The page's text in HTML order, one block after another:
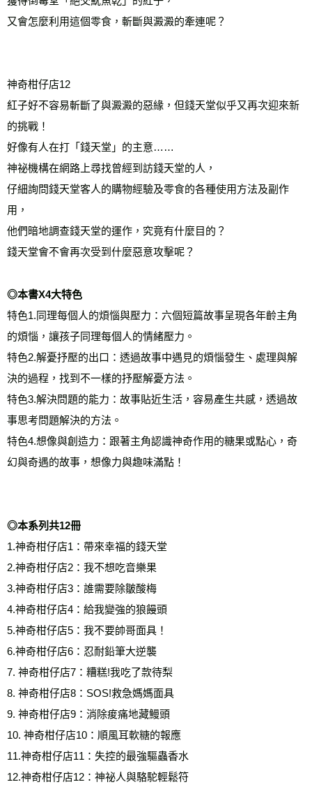
又會怎麼利用這個零食，斬斷與澱澱的牽連呢？
神奇柑仔店12
紅子好不容易斬斷了與澱澱的惡緣，但錢天堂似乎又再次迎來新
的挑戰！
好像有人在打「錢天堂」的主意……
神祕機構在網路上尋找曾經到訪錢天堂的人，
仔細詢問錢天堂客人的購物經驗及零食的各種使用方法及副作
用，
他們暗地調查錢天堂的運作，究竟有什麼目的？
錢天堂會不會再次受到什麼惡意攻擊呢？
◎本書X4大特色
特色1.同理每個人的煩惱與壓力：六個短篇故事呈現各年齡主角
的煩惱，讓孩子同理每個人的情緒壓力。
特色2.解憂抒壓的出口：透過故事中遇見的煩惱發生、處理與解
決的過程，找到不一樣的抒壓解憂方法。
特色3.解決問題的能力：故事貼近生活，容易產生共感，透過故
事思考問題解決的方法。
特色4.想像與創造力：跟著主角認識神奇作用的糖果或點心，奇
幻與奇遇的故事，想像力與趣味滿點！
◎本系列共12冊
1.神奇柑仔店1：帶來幸福的錢天堂
2.神奇柑仔店2：我不想吃音樂果
3.神奇柑仔店3：誰需要除皺酸梅
4.神奇柑仔店4：給我變強的狼饅頭
5.神奇柑仔店5：我不要帥哥面具！
6.神奇柑仔店6：忍耐鉛筆大逆襲
7. 神奇柑仔店7：糟糕!我吃了款待梨
8. 神奇柑仔店8：SOS!救急媽媽面具
9. 神奇柑仔店9：消除痠痛地藏鰻頭
10. 神奇柑仔店10：順風耳軟糖的報應
11.神奇柑仔店11：失控的最強驅蟲香水
12.神奇柑仔店12：神祕人與駱駝輕鬆符